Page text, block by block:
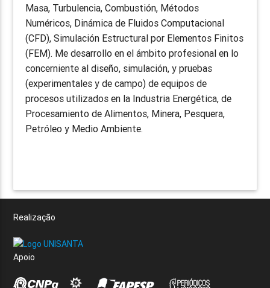
Masa, Turbulencia, Combustión, Métodos
Numéricos, Dinámica de Fluidos Computacional
(CFD), Simulación Estructural por Elementos Finitos
(FEM). Me desarrollo en el ámbito profesional en lo
concerniente al diseño, simulación, y pruebas
(experimentales y de campo) de equipos de
procesos utilizados en la Industria Energética, de
Procesamiento de Alimentos, Minera, Pesquera,
Petróleo y Medio Ambiente.
Realização
Apoio